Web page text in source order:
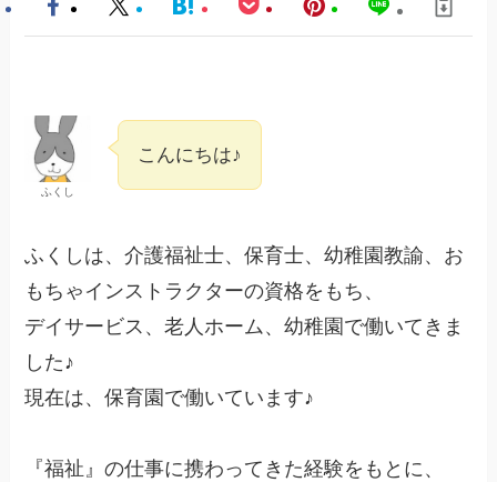
ふくし
こんにちは♪
ふくしは、介護福祉士、保育士、幼稚園教諭、お
もちゃインストラクターの資格をもち、
デイサービス、老人ホーム、幼稚園で働いてきま
した♪
現在は、保育園で働いています♪
『福祉』の仕事に携わってきた経験をもとに、